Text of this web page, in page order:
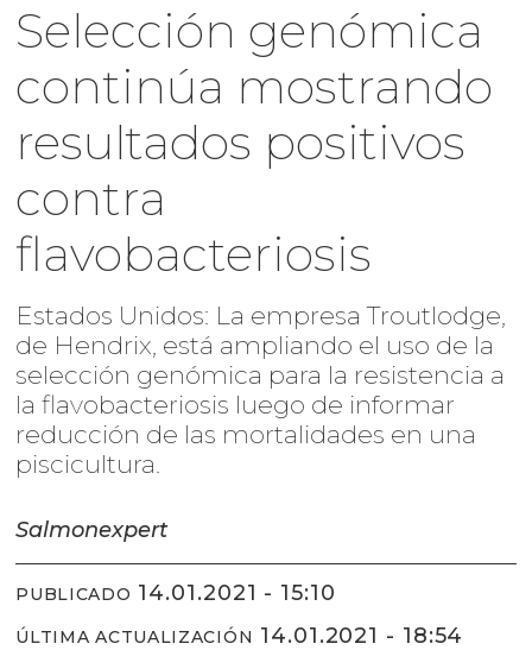
Selección genómica
continúa mostrando
resultados positivos
contra
flavobacteriosis
Estados Unidos: La empresa Troutlodge,
de Hendrix, está ampliando el uso de la
selección genómica para la resistencia a
la flavobacteriosis luego de informar
reducción de las mortalidades en una
piscicultura.
Salmonexpert
PUBLICADO 14.01.2021 - 15:10
ÚLTIMA ACTUALIZACIÓN 14.01.2021 - 18:54